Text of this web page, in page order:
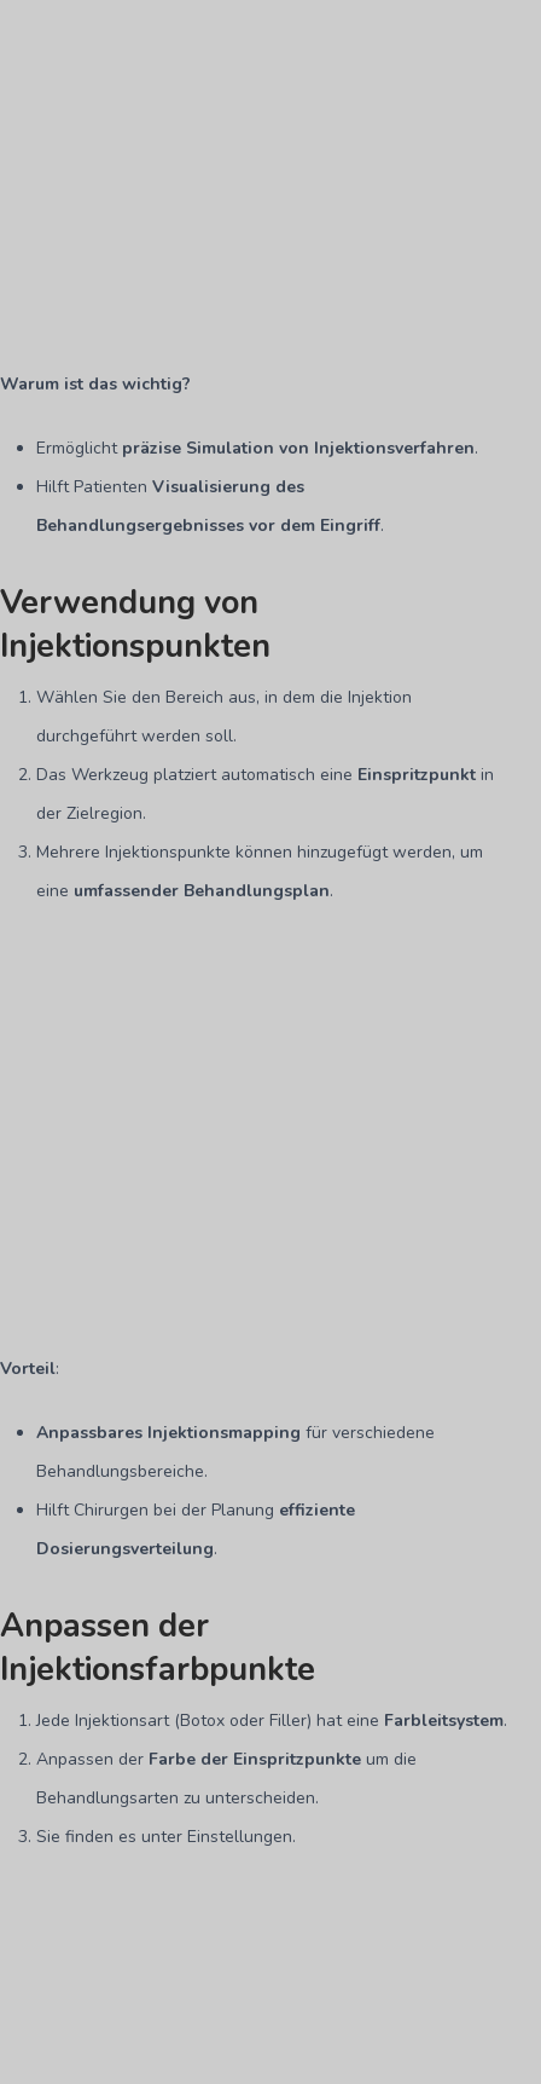
Warum ist das wichtig?
Ermöglicht präzise Simulation von Injektionsverfahren.
Hilft PatientenVisualisierung des
Behandlungsergebnisses vor dem Eingriff.
Verwendung von
Injektionspunkten
Wählen Sie den Bereich aus, in dem die Injektion
durchgeführt werden soll.
Das Werkzeug platziert automatisch eine Einspritzpunkt in
der Zielregion.
Mehrere Injektionspunkte können hinzugefügt werden, um
eine umfassender Behandlungsplan.
Vorteil:
Anpassbares Injektionsmapping für verschiedene
Behandlungsbereiche.
Hilft Chirurgen bei der Planung effiziente
Dosierungsverteilung.
Anpassen der
Injektionsfarbpunkte
Jede Injektionsart (Botox oder Filler) hat eine Farbleitsystem.
Anpassen der Farbe der Einspritzpunkte um die
Behandlungsarten zu unterscheiden.
Sie finden es unter Einstellungen.